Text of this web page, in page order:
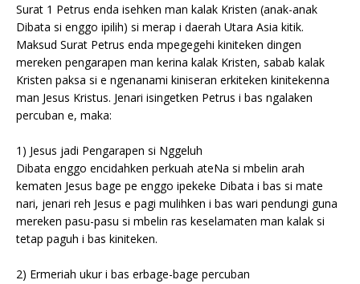
Surat 1 Petrus enda isehken man kalak Kristen (anak-anak
Dibata si enggo ipilih) si merap i daerah Utara Asia kitik.
Maksud Surat Petrus enda mpegegehi kiniteken dingen
mereken pengarapen man kerina kalak Kristen, sabab kalak
Kristen paksa si e ngenanami kiniseran erkiteken kinitekenna
man Jesus Kristus. Jenari isingetken Petrus i bas ngalaken
percuban e, maka:
1) Jesus jadi Pengarapen si Nggeluh
Dibata enggo encidahken perkuah ateNa si mbelin arah
kematen Jesus bage pe enggo ipekeke Dibata i bas si mate
nari, jenari reh Jesus e pagi mulihken i bas wari pendungi guna
mereken pasu-pasu si mbelin ras keselamaten man kalak si
tetap paguh i bas kiniteken.
2) Ermeriah ukur i bas erbage-bage percuban